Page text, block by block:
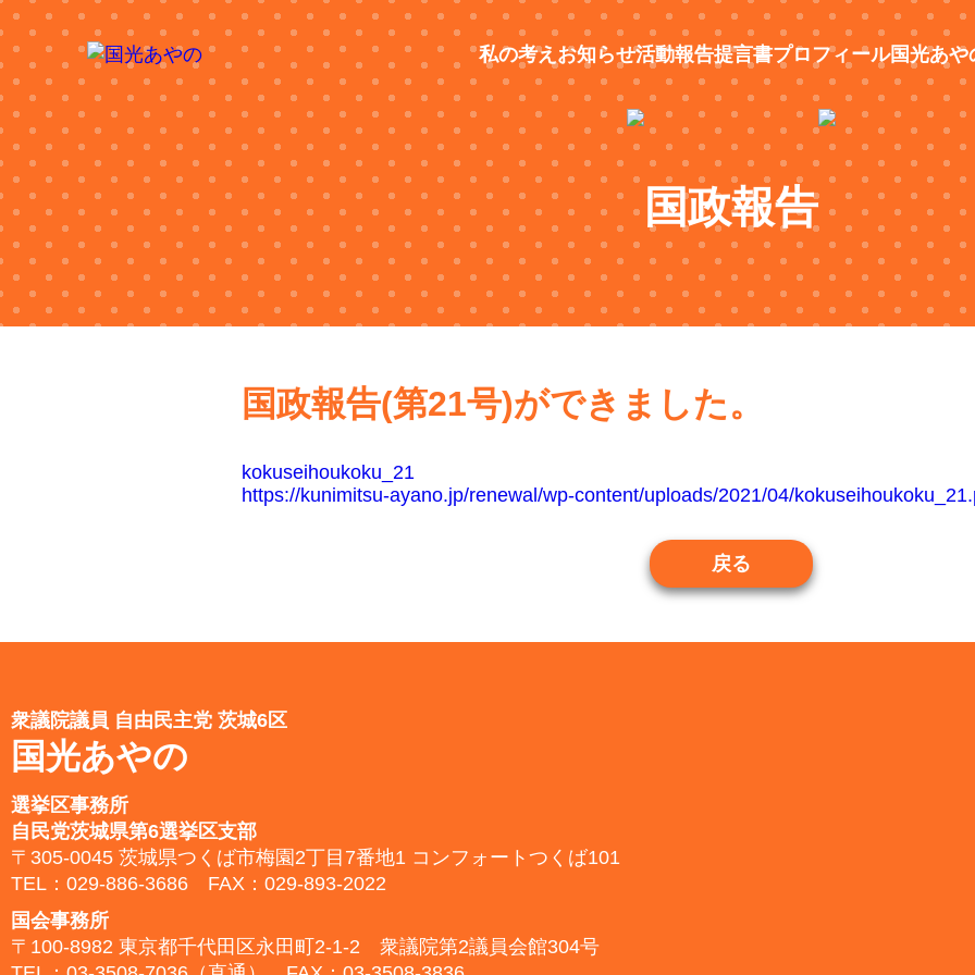
私の考え お知らせ活動報告提言書プロフィール国光あや
国政報告
国政報告(第21号)ができました。
kokuseihoukoku_21
https://kunimitsu-ayano.jp/renewal/wp-content/uploads/2021/04/
戻る
衆議院議員 自由民主党 茨城6区
国光あやの
選挙区事務所
自民党茨城県第6選挙区支部
〒305-0045 茨城県つくば市梅園2丁目7番地1 コンフォートつくば101
TEL：029-886-3686 FAX：029-893-2022
国会事務所
〒100-8982 東京都千代田区永田町2-1-2 衆議院第2議員会館304号